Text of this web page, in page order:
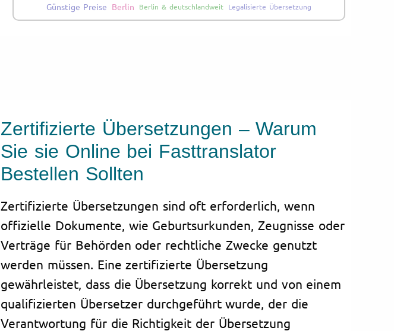
Günstige Preise Berlin Berlin & deutschlandweit Legalisierte Übersetzung
Zertifizierte Übersetzungen – Warum
Sie sie Online bei Fasttranslator
Bestellen Sollten
Zertifizierte Übersetzungen sind oft erforderlich, wenn
offizielle Dokumente, wie Geburtsurkunden, Zeugnisse oder
Verträge für Behörden oder rechtliche Zwecke genutzt
werden müssen. Eine zertifizierte Übersetzung
gewährleistet, dass die Übersetzung korrekt und von einem
qualifizierten Übersetzer durchgeführt wurde, der die
Verantwortung für die Richtigkeit der Übersetzung